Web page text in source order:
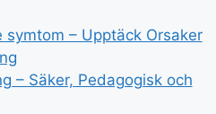
symtom – Upptäck Orsaker
– Säker, Pedagogisk och